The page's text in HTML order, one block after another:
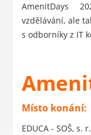
AmenitDays
vzdělávání, ale
s odborníky z IT
Místo konání:
EDUCA - SOŠ, s.